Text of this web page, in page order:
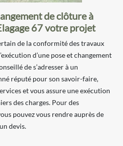
de clôture à
67 votre projet
de la conformité des travaux
d’une pose et changement
de s’adresser à un
réputé pour son savoir-faire,
et vous assure une exécution
des charges. Pour des
pouvez vous rendre auprès de
devis.